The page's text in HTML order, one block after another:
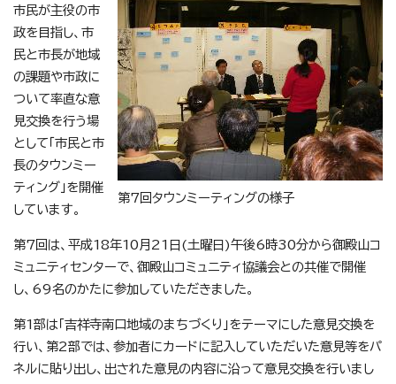
第7回タウンミーティングの様子
市民が主役の市
政を目指し、市
民と市長が地域
の課題や市政に
ついて率直な意
見交換を行う場
として「市民と市
長のタウンミー
ティング」を開催
しています。
第7回は、平成18年10月21日(土曜日)午後6時30分から御殿山コ
ミュニティセンターで、御殿山コミュニティ協議会との共催で開催
し、69名のかたに参加していただきました。
第1部は「吉祥寺南口地域のまちづくり」をテーマにした意見交換を
行い、第2部では、参加者にカードに記入していただいた意見等をパ
ネルに貼り出し、出された意見の内容に沿って意見交換を行いまし